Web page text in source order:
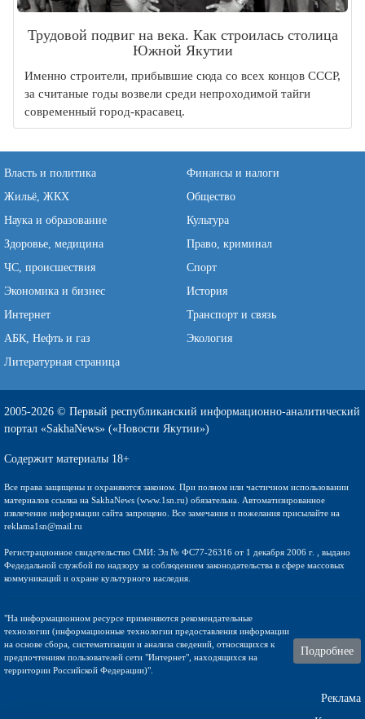
Трудовой подвиг на века. Как строилась столица
Южной Якутии
Именно строители, прибывшие сюда со всех концов СССР,
за считаные годы возвели среди непроходимой тайги
современный город-красавец.
Власть и политика
Финансы и налоги
Жильё, ЖКХ
Общество
Наука и образование
Культура
Здоровье, медицина
Право, криминал
ЧС, происшествия
Спорт
Экономика и бизнес
История
Интернет
Транспорт и связь
АБК, Нефть и газ
Экология
Литературная страница
2005-2026 © Первый республиканский информационно-аналитический
портал «SakhaNews» («Новости Якутии»)
Содержит материалы 18+
Все права защищены и охраняются законом. При полном или частичном использовании
материалов ссылка на SakhaNews (www.1sn.ru) обязательна. Автоматизированное
извлечение информации сайта запрещено. Все замечания и пожелания присылайте на
reklama1sn@mail.ru
Регистрационное свидетельство СМИ: Эл № ФС77-26316 от 1 декабря 2006 г. , выдано
Федедальной службой по надзору за соблюдением законодательства в сфере массовых
коммуникаций и охране культурного наследия.
"На информационном ресурсе применяются рекомендательные
технологии (информационные технологии предоставления информации
на основе сбора, систематизации и анализа сведений, относящихся к
предпочтениям пользователей сети "Интернет", находящихся на
территории Российской Федерации)".
Подробнее
Реклама